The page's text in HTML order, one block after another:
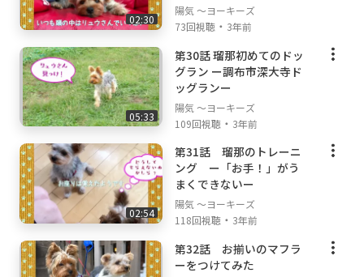
02:30
陽気 ～ヨーキーズ
73回視聴 ・ 3年前
05:33
第30話 瑠那初めてのドッ
グラン ー調布市深大寺ド
ッグランー
陽気 ～ヨーキーズ
109回視聴 ・ 3年前
02:54
第31話 瑠那のトレーニ
ング ー「お手！」がう
まくできないー
陽気 ～ヨーキーズ
118回視聴 ・ 3年前
第32話 お揃いのマフラ
ーをつけてみた